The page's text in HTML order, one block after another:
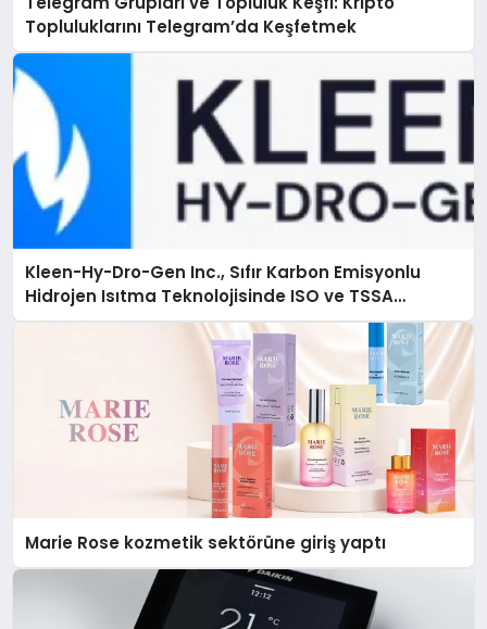
Topluluklarını Telegram’da Keşfetmek
Kleen-Hy-Dro-Gen Inc., Sıfır Karbon Emisyonlu
Hidrojen Isıtma Teknolojisinde ISO ve TSSA
Düzenleyici Onaylarını Aldı
Marie Rose kozmetik sektörüne giriş yaptı